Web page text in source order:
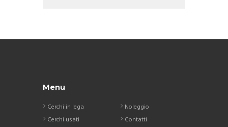
Menu
Cerchi in lega
Cerchi usati
Noleggio
Contatti